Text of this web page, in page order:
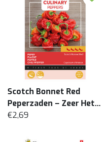
Scotch Bonnet Red
Peperzaden – Zeer Hete
Caribische Chili
€2,69